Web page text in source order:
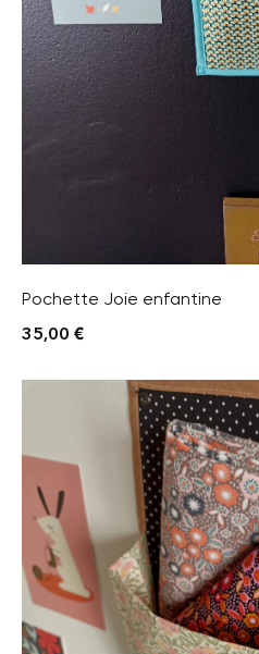
Pochette Joie enfantine
35,00 €